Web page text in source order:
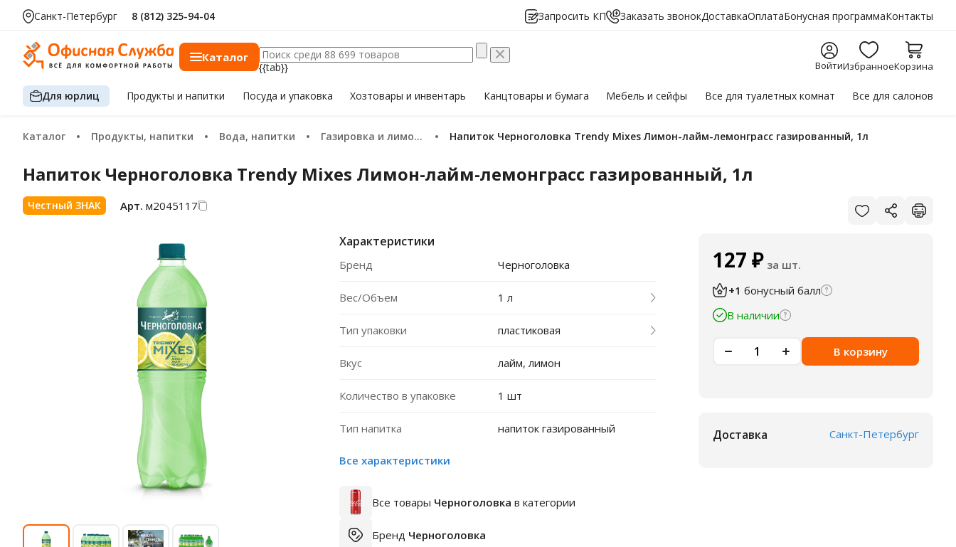
Санкт-Петербург 8 (812) 325-94-04 Запросить КП Заказать звонокДоставкаОплатаБонусная программаКонтакты
Каталог
{{tab}} ВойтиИзбранноеКорзина
Для юрлиц Продуктыи напитки Посуда и упаковка Хозтоварыи инвентарь Канцтовары и бумага Мебельи сейфы Все для туалетных комнат Все для салонов
Каталог Продукты, напитки Вода, напитки Газировка и лимонады Напиток Черноголовка Trendy Mixes Лимон-лайм-лемонграсс газированный, 1л
Напиток Черноголовка Trendy Mixes Лимон-лайм-лемонграсс газированный, 1л
Честный ЗНАК Арт. м2045117
Характеристики
Бренд Черноголовка
Вес/Объем 1 л
Тип упаковки пластиковая
Вкус лайм, лимон
Количество в упаковке 1 шт
Тип напитка напиток газированный
Все характеристики
Все товары Черноголовка в категории
Бренд Черноголовка
127 ₽ за шт.
+1 бонусный балл
В наличии
В корзину
Доставка Санкт-Петербург